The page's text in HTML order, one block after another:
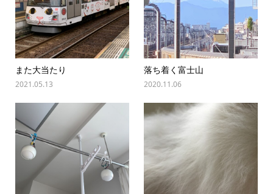
また大当たり
2021.05.13
落ち着く富士山
2020.11.06